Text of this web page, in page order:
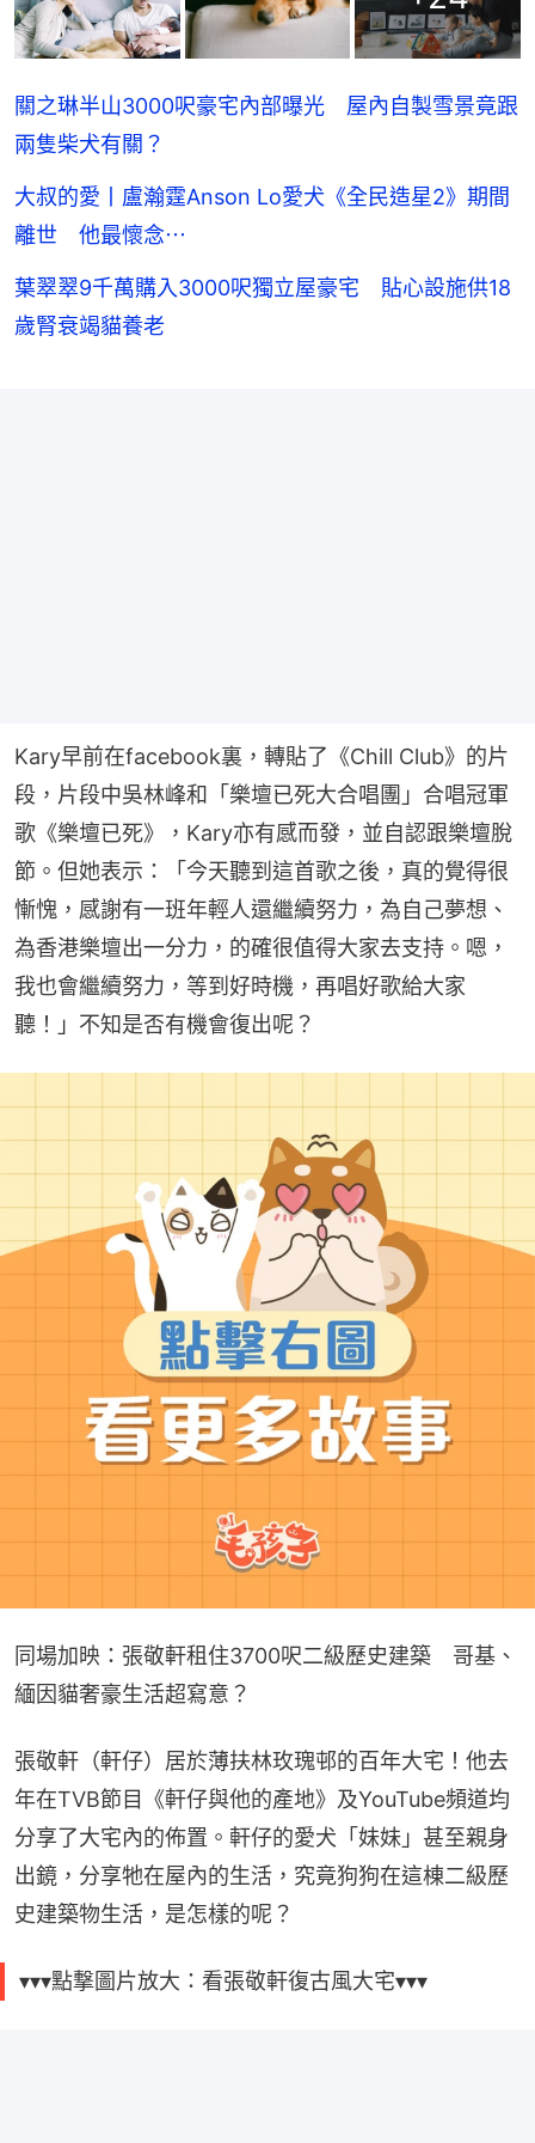
關之琳半山3000呎豪宅內部曝光 屋內自製雪景竟跟
兩隻柴犬有關？
大叔的愛丨盧瀚霆Anson Lo愛犬《全民造星2》期間
離世 他最懷念⋯
葉翠翠9千萬購入3000呎獨立屋豪宅 貼心設施供18
歲腎衰竭貓養老
Kary早前在facebook裏，轉貼了《Chill Club》的片
段，片段中吳林峰和「樂壇已死大合唱團」合唱冠軍
歌《樂壇已死》，Kary亦有感而發，並自認跟樂壇脫
節。但她表示：「今天聽到這首歌之後，真的覺得很
慚愧，感謝有一班年輕人還繼續努力，為自己夢想、
為香港樂壇出一分力，的確很值得大家去支持。嗯，
我也會繼續努力，等到好時機，再唱好歌給大家
聽！」不知是否有機會復出呢？
同場加映：張敬軒租住3700呎二級歷史建築　哥基、
緬因貓奢豪生活超寫意？
張敬軒（軒仔）居於薄扶林玫瑰邨的百年大宅！他去
年在TVB節目《軒仔與他的產地》及YouTube頻道均
分享了大宅內的佈置。軒仔的愛犬「妹妹」甚至親身
出鏡，分享牠在屋內的生活，究竟狗狗在這棟二級歷
史建築物生活，是怎樣的呢？
▾▾▾點撃圖片放大：看張敬軒復古風大宅▾▾▾